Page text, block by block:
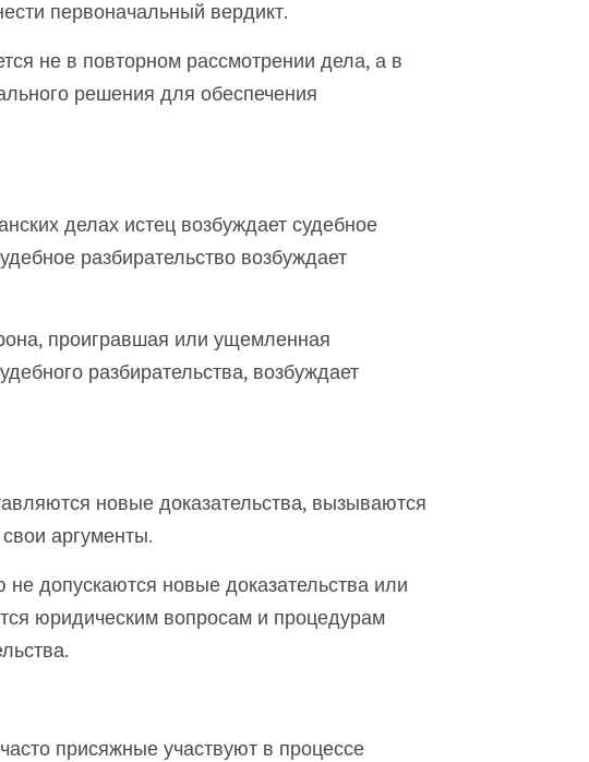
первоначальный вердикт.
не в повторном рассмотрении дела, а в
решения для обеспечения
делах истец возбуждает судебное
разбирательство возбуждает
проигравшая или ущемленная
разбирательства, возбуждает
новые доказательства, вызываются
аргументы.
допускаются новые доказательства или
юридическим вопросам и процедурам
присяжные участвуют в процессе